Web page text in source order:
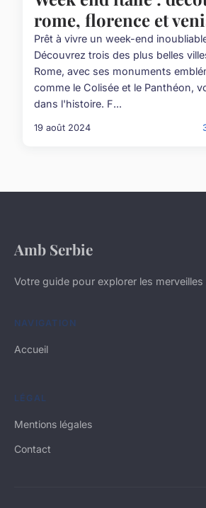
rome, florence et
Prêt à vivre un week-end
Découvrez trois des plus belles
Rome, avec ses monuments
comme le Colisée et le Panthéon,
dans l'histoire. F...
19 août 2024
Amb Serbie
Votre guide pour explorer les merveilles
NAVIGATION
Accueil
LÉGAL
Mentions légales
Contact